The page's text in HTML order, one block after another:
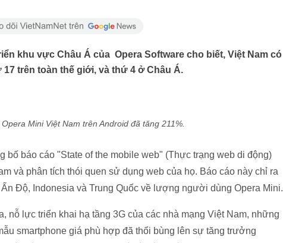
khu vực Châu Á của Opera Software cho biết, Việt Nam có
trên toàn thế giới, và thứ 4 ở Châu Á.
Mini Việt Nam trên Android đã tăng 211%.
bố báo cáo "State of the mobile web" (Thực trạng web di động)
và phân tích thói quen sử dụng web của họ. Báo cáo này chỉ ra
Độ, Indonesia và Trung Quốc về lượng người dùng Opera Mini.
nỗ lực triển khai hạ tầng 3G của các nhà mạng Việt Nam, những
smartphone giá phù hợp đã thổi bùng lên sự tăng trưởng